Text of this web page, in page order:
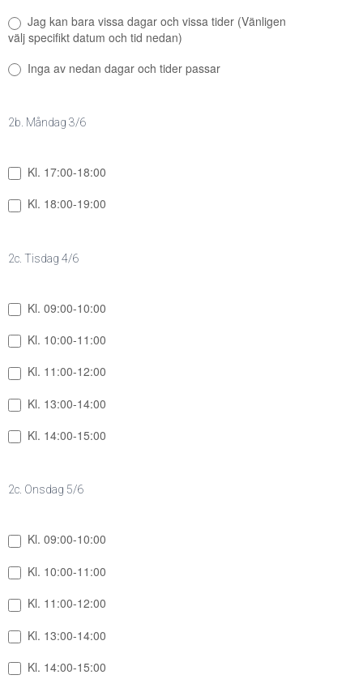
Jag kan bara vissa dagar och vissa tider (Vänligen
välj specifikt datum och tid nedan)
Inga av nedan dagar och tider passar
2b. Måndag 3/6
Kl. 17:00-18:00
Kl. 18:00-19:00
2c. Tisdag 4/6
Kl. 09:00-10:00
Kl. 10:00-11:00
Kl. 11:00-12:00
Kl. 13:00-14:00
Kl. 14:00-15:00
2c. Onsdag 5/6
Kl. 09:00-10:00
Kl. 10:00-11:00
Kl. 11:00-12:00
Kl. 13:00-14:00
Kl. 14:00-15:00